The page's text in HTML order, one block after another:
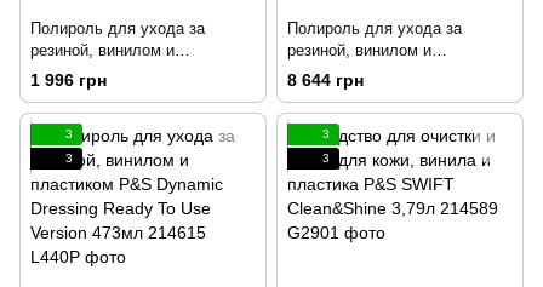
Полироль для ухода за
резиной, винилом и
пластиком P&S Wipe N Shine
3,79л 214612
1 996 грн
Полироль для ухода за
резиной, винилом и
пластиком P&S Wipe N Shine
18,93л 214613
8 644 грн
3
3
3
3